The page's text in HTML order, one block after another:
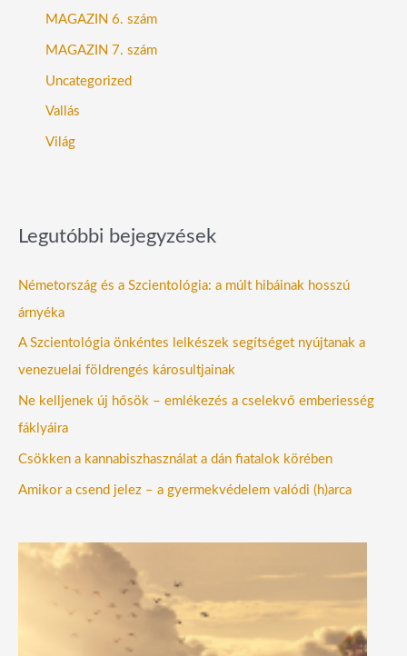
MAGAZIN 6. szám
MAGAZIN 7. szám
Uncategorized
Vallás
Világ
Legutóbbi bejegyzések
Németország és a Szcientológia: a múlt hibáinak hosszú
árnyéka
A Szcientológia önkéntes lelkészek segítséget nyújtanak a
venezuelai földrengés károsultjainak
Ne kelljenek új hősök – emlékezés a cselekvő emberiesség
fáklyáira
Csökken a kannabiszhasználat a dán fiatalok körében
Amikor a csend jelez – a gyermekvédelem valódi (h)arca